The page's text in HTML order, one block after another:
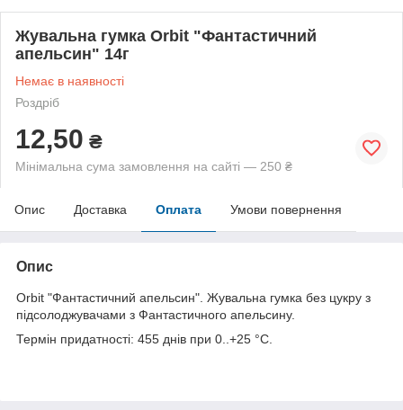
Жувальна гумка Orbit "Фантастичний
апельсин" 14г
Немає в наявності
Роздріб
12,50 ₴
Мінімальна сума замовлення на сайті — 250 ₴
Опис Доставка Оплата Умови повернення
Опис
Orbit "Фантастичний апельсин". Жувальна гумка без цукру з
підсолоджувачами з Фантастичного апельсину.
Термін придатності: 455 днів при 0..+25 °C.